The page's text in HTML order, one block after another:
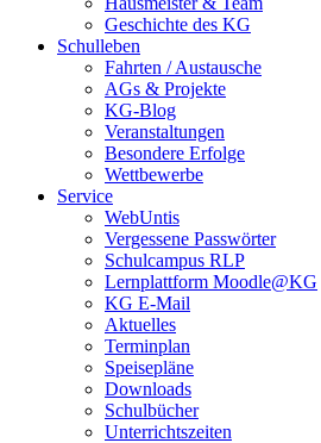
Geschichte des KG
Schulleben
Fahrten / Austausche
AGs & Projekte
KG-Blog
Veranstaltungen
Besondere Erfolge
Wettbewerbe
Service
WebUntis
Vergessene Passwörter
Schulcampus RLP
Lernplattform Moodle@KG
KG E-Mail
Aktuelles
Terminplan
Speisepläne
Downloads
Schulbücher
Unterrichtszeiten